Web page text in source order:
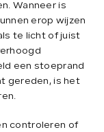
Wanneer is
erop wijzen
te licht of juist
een stoeprand
gereden, is het
controleren of